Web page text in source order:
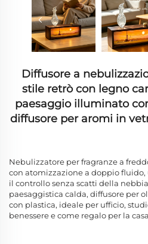
Diffusore a
stile retrò con legno
paesaggio illuminato
diffusore per aromi in
Nebulizzatore per fragranze a
con atomizzazione a doppio
il controllo senza scatti della
paesaggistica calda, diffusore per
con plastica, ideale per ufficio,
benessere e come regalo per la casa